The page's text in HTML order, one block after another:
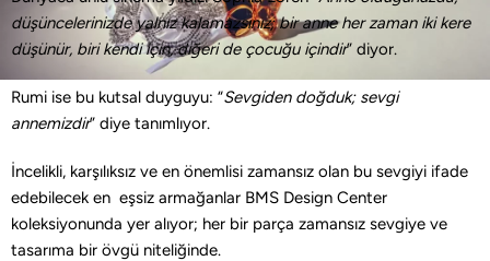
düşüncelerinizde yalnız kalamazsınız; bir anne her zaman iki kere
düşünür, biri kendi için, diğeri de çocuğu içindir” diyor.
Rumi ise bu kutsal duyguyu: “Sevgiden doğduk; sevgi
annemizdir” diye tanımlıyor.
İncelikli, karşılıksız ve en önemlisi zamansız olan bu sevgiyi ifade
edebilecek en eşsiz armağanlar BMS Design Center
koleksiyonunda yer alıyor; her bir parça zamansız sevgiye ve
tasarıma bir övgü niteliğinde.